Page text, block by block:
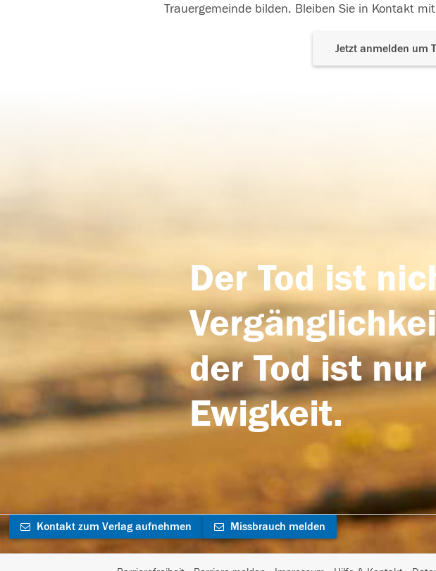
Trauergemeinde bilden. Bleiben Sie in Kontakt
Jetzt anmelden um
Der Tod ist
der Tod ist
Ewigkeit.
Kontakt zum Verlag aufnehmen Missbrauch melden